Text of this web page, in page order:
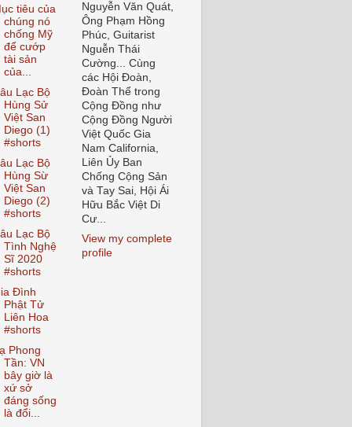
tiêu của
chúng nó
chống Mỹ
để cướp
tài sản
của...
Lạc Bộ
Hùng Sử
Việt San
Diego (1)
#shorts
Lạc Bộ
Hùng Sừ
Việt San
Diego (2)
#shorts
Lạc Bộ
Tình Nghệ
Sĩ 2020
#shorts
Đình
Phật Tử
Liên Hoa
#shorts
Phong
Tần: VN
bây giờ là
xứ sở
đáng sống
là đổi...
Nguyễn Văn Quát,
Ông Phạm Hồng
Phúc, Guitarist
Nguễn Thái
Cường... Cùng
các Hội Đoàn,
Đoàn Thể trong
Cộng Đồng như
Cộng Đồng Người
Việt Quốc Gia
Nam California,
Liên Ủy Ban
Chống Cộng Sản
và Tay Sai, Hội Ái
Hữu Bắc Việt Di
Cư...
View my complete
profile